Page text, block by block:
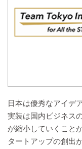
日本は優秀なアイデ
実装は国内ビジネス
が縮小していくこと
タートアップの創出